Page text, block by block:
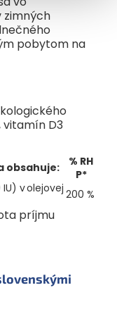
zimných
pobytom na
vitamín D3
obsahuje:
% RH
P*
v olejovej200 %
príjmu